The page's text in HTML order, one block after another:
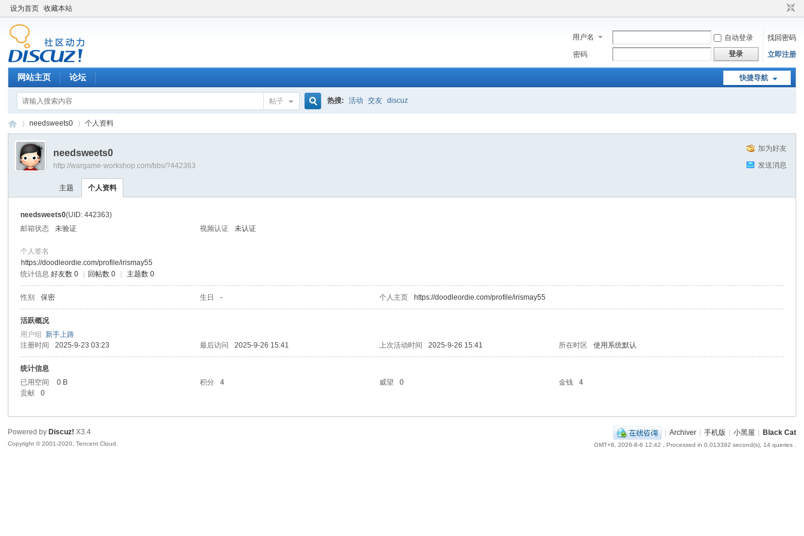
设为首页 收藏本站
用户名 自动登录
找回密码
密码
登录 立即注册
快捷导航
网站主页 论坛
帖子 热搜: 活动 交友 discuz
›
needsweets0 个人资料
加为好友
发送消息
needsweets0
http://wargame-workshop.com/bbs/?442363
主题 个人资料
needsweets0(UID: 442363)
邮箱状态
未验证 视频认证 未认证
个人签名
https://doodleordie.com/profile/irismay55
统计信息 好友数 0 回帖数 0 主题数 0
性别 保密 生日 - 个人主页 https://doodleordie.com/profile/irismay55
活跃概况
用户组新手上路
注册时间
2025-9-23 03:23 最后访问 2025-9-26 15:41 上次活动时间 2025-9-26 15:41 所在时区 使用系统默认
统计信息
已用空间
0 B 积分 4 威望 0 金钱
4
贡献
0
| Archiver | 手机版 | 小黑屋 | Black Cat
GMT+8, 2026-8-6 12:42 , Processed in 0.013392 second(s), 14 queries .
Powered by Discuz! X3.4
Copyright © 2001-2020, Tencent Cloud.